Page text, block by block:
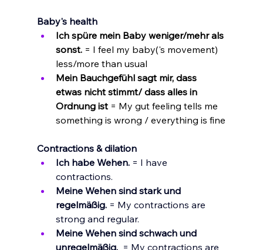
Baby's health
Ich spüre mein Baby weniger/mehr als
sonst. = I feel my baby('s movement)
less/more than usual
Mein Bauchgefühl sagt mir, dass
etwas nicht stimmt/ dass alles in
Ordnung ist = My gut feeling tells me
something is wrong / everything is fine
Contractions & dilation
Ich habe Wehen. = I have
contractions.
Meine Wehen sind stark und
regelmäßig. = My contractions are
strong and regular.
Meine Wehen sind schwach und
unregelmäßig. = My contractions are